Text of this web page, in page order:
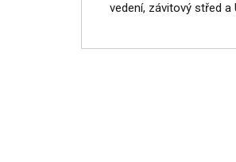
vedení, závitový střed a